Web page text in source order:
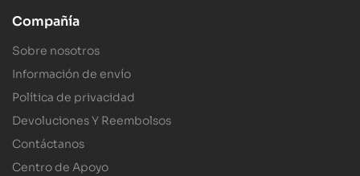
Compañía
Sobre nosotros
Información de envío
Política de privacidad
Devoluciones Y Reembolsos
Contáctanos
Centro de Apoyo